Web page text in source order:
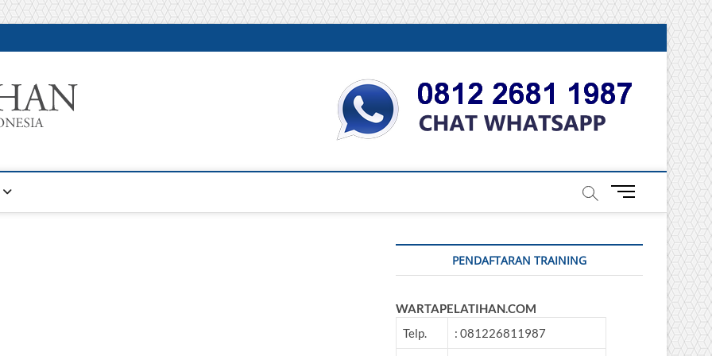
INFORMASI PELATIHAN DAN SERTIFIKASI TERBAIK DI INDONESIA
M
u
u
PENDAFTARAN TRAINING
WARTAPELATIHAN.COM
Telp.
: 081226811987